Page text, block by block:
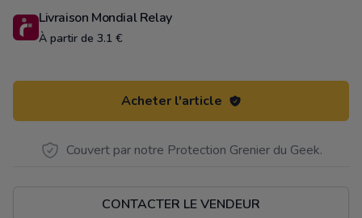
Livraison Mondial Relay
À partir de 3.1 €
Acheter l'article
Couvert par notre Protection Grenier du Geek.
CONTACTER LE VENDEUR